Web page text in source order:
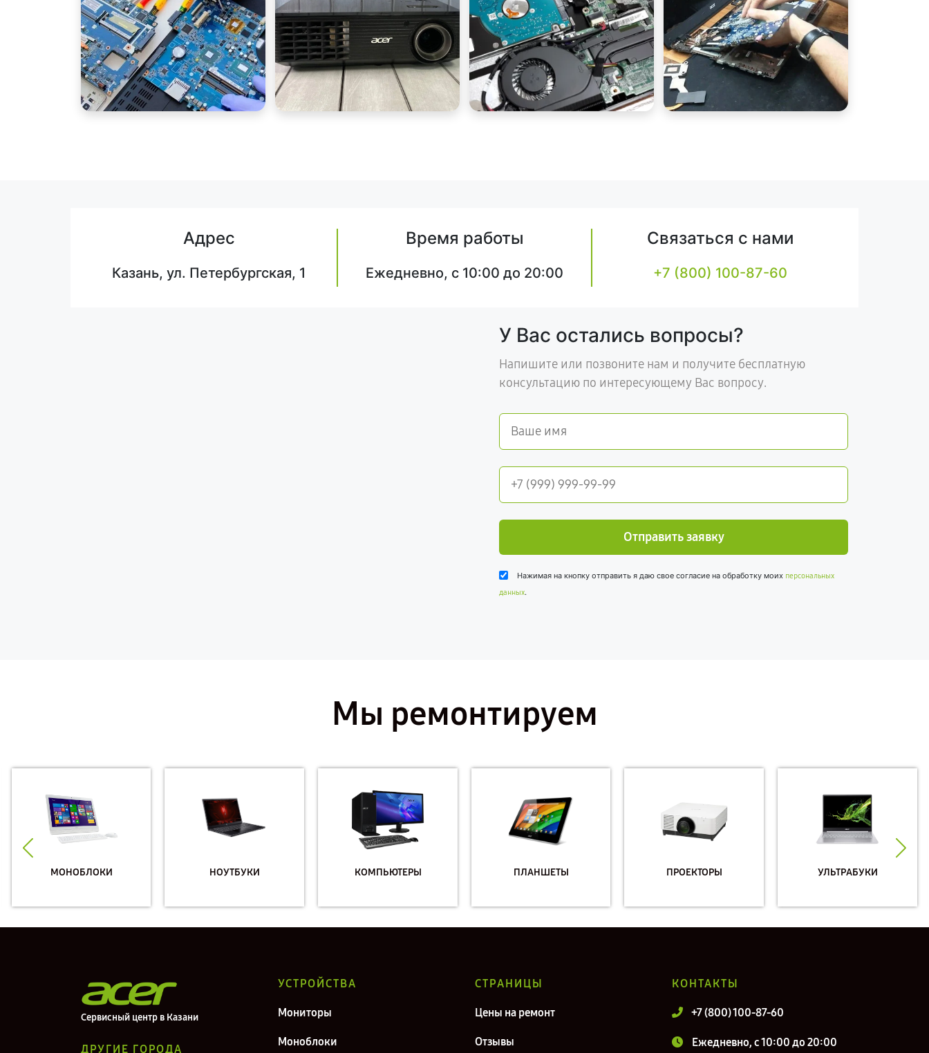
Адрес
Казань, ул. Петербургская, 1
Время работы
Ежедневно, с 10:00 до 20:00
Связаться с нами
+7 (800) 100-87-60
У Вас остались вопросы?
Напишите или позвоните нам и получите бесплатную
консультацию по интересующему Вас вопросу.
Отправить заявку
Нажимая на кнопку отправить я даю свое согласие на обработку моих персональных
данных.
Мы ремонтируем
МОНОБЛОКИ НОУТБУКИ КОМПЬЮТЕРЫ ПЛАНШЕТЫ ПРОЕКТОРЫ УЛЬТРАБУКИ
Сервисный центр в Казани
ДРУГИЕ ГОРОДА
УСТРОЙСТВА
Мониторы
Моноблоки
СТРАНИЦЫ
Цены на ремонт
Отзывы
КОНТАКТЫ
+7 (800) 100-87-60
Ежедневно, с 10:00 до 20:00